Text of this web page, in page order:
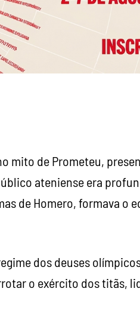
mito de Prometeu,
ateniense era
de Homero, formava o
dos deuses
o exército dos titãs,